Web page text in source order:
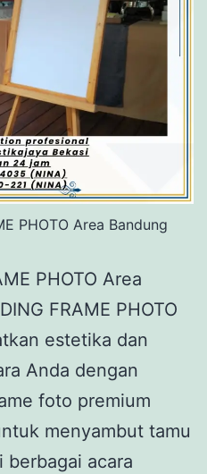
PHOTO Area Bandung
PHOTO Area
FRAME PHOTO
estetika dan
Anda dengan
foto premium
menyambut tamu
berbagai acara